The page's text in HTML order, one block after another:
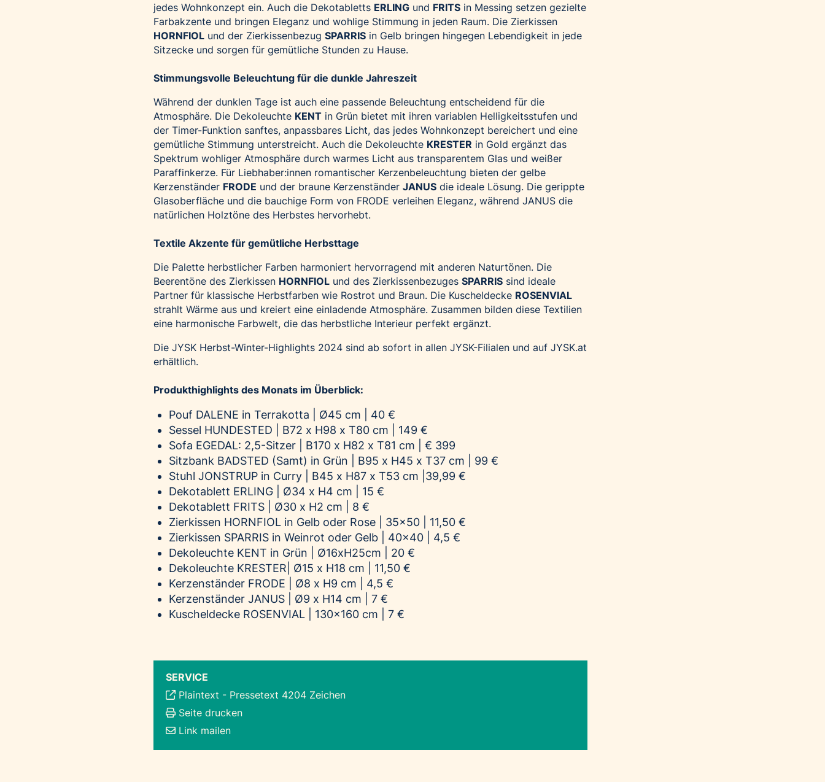
jedes Wohnkonzept ein. Auch die Dekotabletts ERLING und FRITS in Messing setzen gezielte
Farbakzente und bringen Eleganz und wohlige Stimmung in jeden Raum. Die Zierkissen
HORNFIOL und der Zierkissenbezug SPARRIS in Gelb bringen hingegen Lebendigkeit in jede
Sitzecke und sorgen für gemütliche Stunden zu Hause.
Stimmungsvolle Beleuchtung für die dunkle Jahreszeit
Während der dunklen Tage ist auch eine passende Beleuchtung entscheidend für die
Atmosphäre. Die Dekoleuchte KENT in Grün bietet mit ihren variablen Helligkeitsstufen und
der Timer-Funktion sanftes, anpassbares Licht, das jedes Wohnkonzept bereichert und eine
gemütliche Stimmung unterstreicht. Auch die Dekoleuchte KRESTER in Gold ergänzt das
Spektrum wohliger Atmosphäre durch warmes Licht aus transparentem Glas und weißer
Paraffinkerze. Für Liebhaber:innen romantischer Kerzenbeleuchtung bieten der gelbe
Kerzenständer FRODE und der braune Kerzenständer JANUS die ideale Lösung. Die gerippte
Glasoberfläche und die bauchige Form von FRODE verleihen Eleganz, während JANUS die
natürlichen Holztöne des Herbstes hervorhebt.
Textile Akzente für gemütliche Herbsttage
Die Palette herbstlicher Farben harmoniert hervorragend mit anderen Naturtönen. Die
Beerentöne des Zierkissen HORNFIOL und des Zierkissenbezuges SPARRIS sind ideale
Partner für klassische Herbstfarben wie Rostrot und Braun. Die Kuscheldecke ROSENVIAL
strahlt Wärme aus und kreiert eine einladende Atmosphäre. Zusammen bilden diese Textilien
eine harmonische Farbwelt, die das herbstliche Interieur perfekt ergänzt.
Die JYSK Herbst-Winter-Highlights 2024 sind ab sofort in allen JYSK-Filialen und auf JYSK.at
erhältlich.
Produkthighlights des Monats im Überblick:
Pouf DALENE in Terrakotta | Ø45 cm | 40 €
Sessel HUNDESTED | B72 x H98 x T80 cm | 149 €
Sofa EGEDAL: 2,5-Sitzer | B170 x H82 x T81 cm | € 399
Sitzbank BADSTED (Samt) in Grün | B95 x H45 x T37 cm | 99 €
Stuhl JONSTRUP in Curry | B45 x H87 x T53 cm |39,99 €
Dekotablett ERLING | Ø34 x H4 cm | 15 €
Dekotablett FRITS | Ø30 x H2 cm | 8 €
Zierkissen HORNFIOL in Gelb oder Rose | 35x50 | 11,50 €
Zierkissen SPARRIS in Weinrot oder Gelb | 40x40 | 4,5 €
Dekoleuchte KENT in Grün | Ø16xH25cm | 20 €
Dekoleuchte KRESTER| Ø15 x H18 cm | 11,50 €
Kerzenständer FRODE | Ø8 x H9 cm | 4,5 €
Kerzenständer JANUS | Ø9 x H14 cm | 7 €
Kuscheldecke ROSENVIAL | 130x160 cm | 7 €
SERVICE
Plaintext - Pressetext 4204 Zeichen
Seite drucken
Link mailen